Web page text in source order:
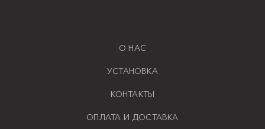
О НАС
УСТАНОВКА
КОНТАКТЫ
ОПЛАТА И ДОСТАВКА